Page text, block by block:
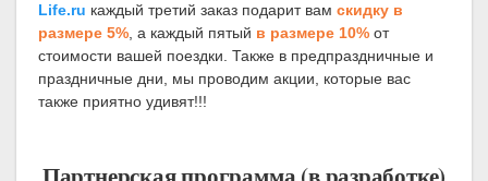
Life.ru каждый третий заказ подарит вам скидку в
размере 5%, а каждый пятый в размере 10% от
стоимости вашей поездки. Также в предпраздничные и
праздничные дни, мы проводим акции, которые вас
также приятно удивят!!!